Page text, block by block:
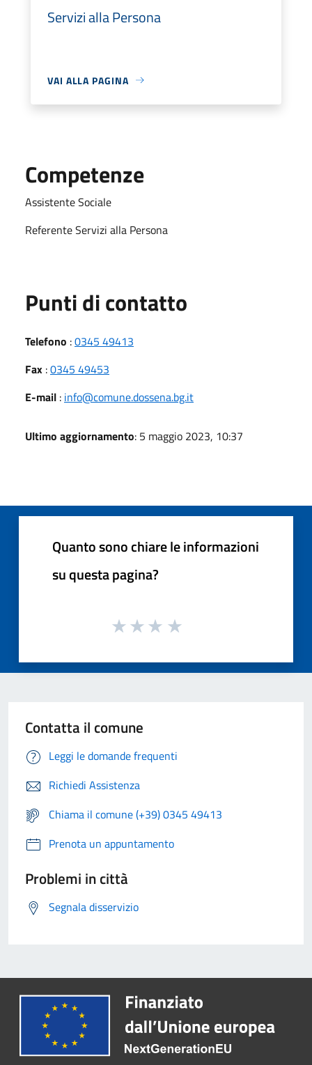
Servizi alla Persona
VAI ALLA PAGINA
Competenze
Assistente Sociale
Referente Servizi alla Persona
Punti di contatto
Telefono :0345 49413
Fax :0345 49453
E-mail : info@comune.dossena.bg.it
Ultimo aggiornamento: 5 maggio 2023, 10:37
Quanto sono chiare le informazioni
su questa pagina?
Contatta il comune
Leggi le domande frequenti
Richiedi Assistenza
Chiama il comune (+39) 0345 49413
Prenota un appuntamento
Problemi in città
Segnala disservizio